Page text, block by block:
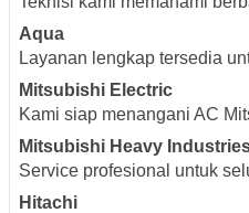
Aqua
Layanan lengkap tersedia
Mitsubishi Electric
Kami siap menangani AC
Mitsubishi Heavy
Service profesional untuk
Hitachi